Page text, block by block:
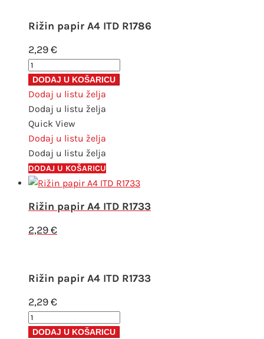
Rižin papir A4 ITD R1786
2,29€
Rižin
papir
A4
ITD
R1786
količina
DODAJ U KOŠARICU
Dodaj u listu želja
Dodaj u listu želja
Quick View
Dodaj u listu želja
Dodaj u listu želja
DODAJ U KOŠARICU
Rižin papir A4 ITD R1733
2,29€
Rižin papir A4 ITD R1733
2,29€
Rižin
papir
DODAJ U KOŠARICU